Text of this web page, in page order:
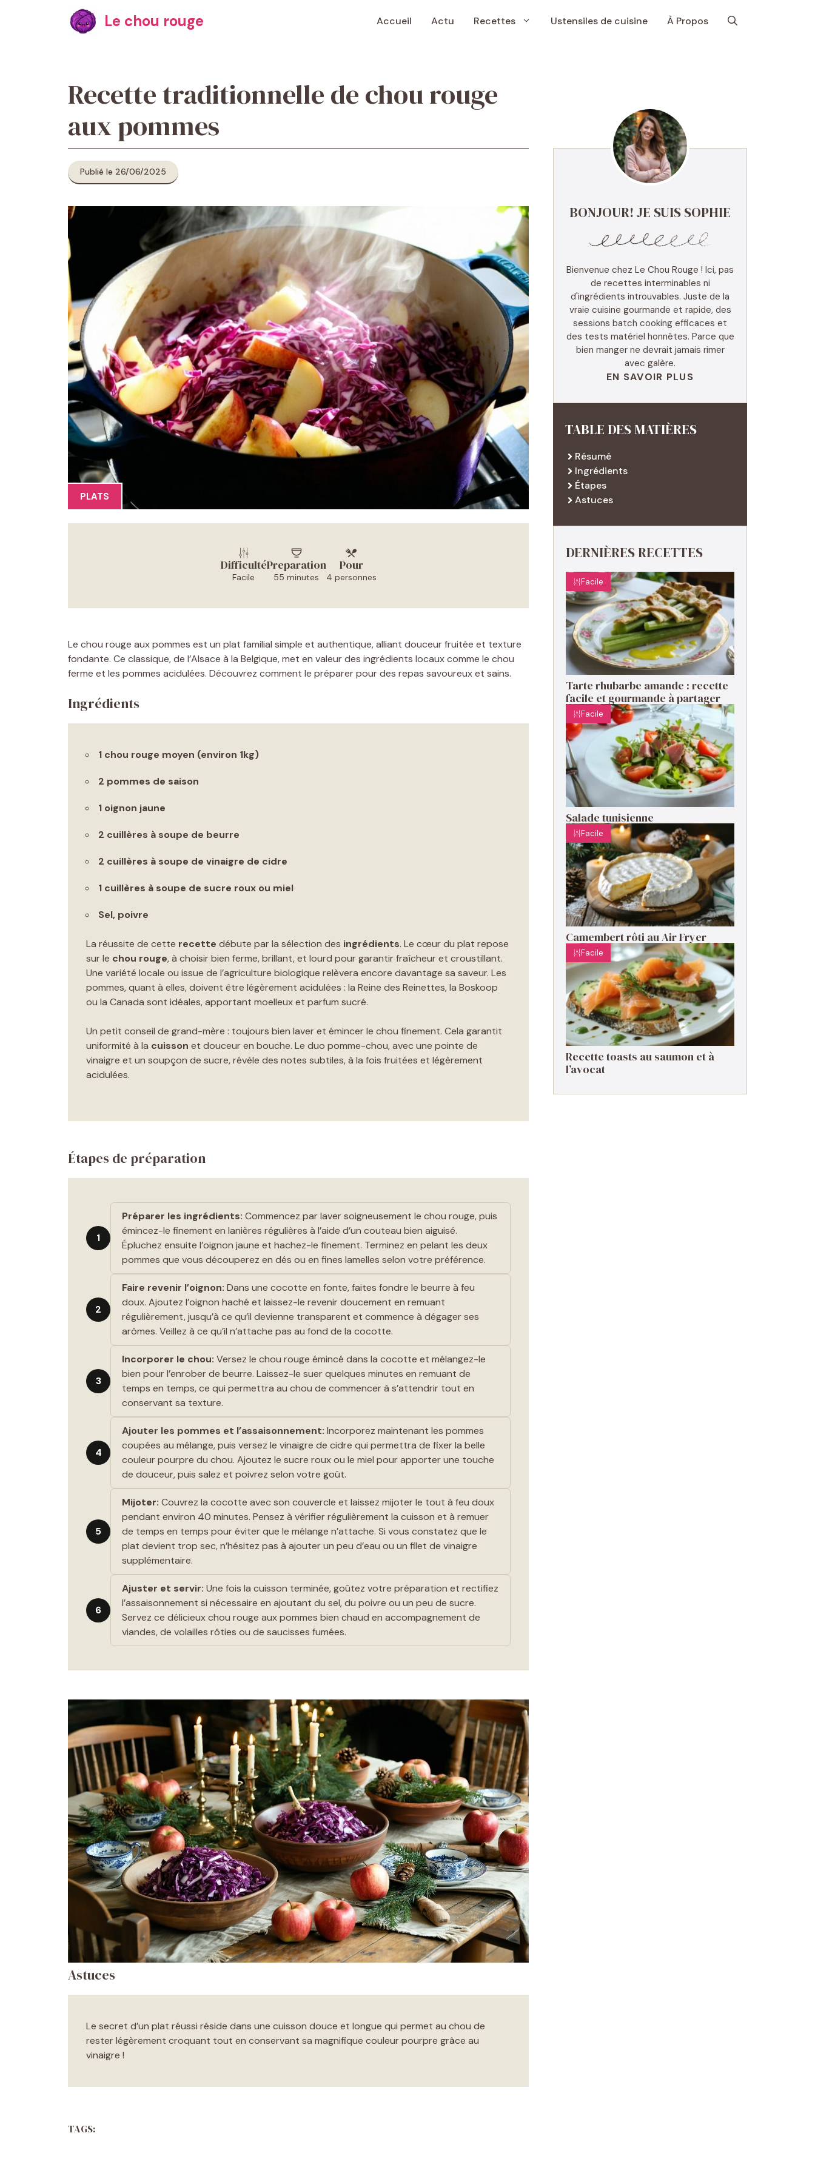
Le chou rouge Accueil Actu Recettes Ustensiles de cuisine À Propos
Recette traditionnelle de chou rouge
aux pommes
Publié le 26/06/2025
PLATS
Difficulté
Facile
Preparation
55 minutes
Pour
4 personnes
Le chou rouge aux pommes est un plat familial simple et authentique, alliant douceur fruitée et texture
fondante. Ce classique, de l’Alsace à la Belgique, met en valeur des ingrédients locaux comme le chou
ferme et les pommes acidulées. Découvrez comment le préparer pour des repas savoureux et sains.
Ingrédients
1 chou rouge moyen (environ 1kg)
2 pommes de saison
1 oignon jaune
2 cuillères à soupe de beurre
2 cuillères à soupe de vinaigre de cidre
1 cuillères à soupe de sucre roux ou miel
Sel, poivre
La réussite de cette recette débute par la sélection des ingrédients. Le cœur du plat repose
sur le chou rouge, à choisir bien ferme, brillant, et lourd pour garantir fraîcheur et croustillant.
Une variété locale ou issue de l’agriculture biologique relèvera encore davantage sa saveur. Les
pommes, quant à elles, doivent être légèrement acidulées : la Reine des Reinettes, la Boskoop
ou la Canada sont idéales, apportant moelleux et parfum sucré.
Un petit conseil de grand-mère : toujours bien laver et émincer le chou finement. Cela garantit
uniformité à la cuisson et douceur en bouche. Le duo pomme-chou, avec une pointe de
vinaigre et un soupçon de sucre, révèle des notes subtiles, à la fois fruitées et légèrement
acidulées.
Étapes de préparation
1
Préparer les ingrédients: Commencez par laver soigneusement le chou rouge, puis
émincez-le finement en lanières régulières à l’aide d’un couteau bien aiguisé.
Épluchez ensuite l’oignon jaune et hachez-le finement. Terminez en pelant les deux
pommes que vous découperez en dés ou en fines lamelles selon votre préférence.
2
Faire revenir l’oignon: Dans une cocotte en fonte, faites fondre le beurre à feu
doux. Ajoutez l’oignon haché et laissez-le revenir doucement en remuant
régulièrement, jusqu’à ce qu’il devienne transparent et commence à dégager ses
arômes. Veillez à ce qu’il n’attache pas au fond de la cocotte.
3
Incorporer le chou: Versez le chou rouge émincé dans la cocotte et mélangez-le
bien pour l’enrober de beurre. Laissez-le suer quelques minutes en remuant de
temps en temps, ce qui permettra au chou de commencer à s’attendrir tout en
conservant sa texture.
4
Ajouter les pommes et l’assaisonnement: Incorporez maintenant les pommes
coupées au mélange, puis versez le vinaigre de cidre qui permettra de fixer la belle
couleur pourpre du chou. Ajoutez le sucre roux ou le miel pour apporter une touche
de douceur, puis salez et poivrez selon votre goût.
5
Mijoter: Couvrez la cocotte avec son couvercle et laissez mijoter le tout à feu doux
pendant environ 40 minutes. Pensez à vérifier régulièrement la cuisson et à remuer
de temps en temps pour éviter que le mélange n’attache. Si vous constatez que le
plat devient trop sec, n’hésitez pas à ajouter un peu d’eau ou un filet de vinaigre
supplémentaire.
6
Ajuster et servir: Une fois la cuisson terminée, goûtez votre préparation et rectifiez
l’assaisonnement si nécessaire en ajoutant du sel, du poivre ou un peu de sucre.
Servez ce délicieux chou rouge aux pommes bien chaud en accompagnement de
viandes, de volailles rôties ou de saucisses fumées.
Astuces
Le secret d’un plat réussi réside dans une cuisson douce et longue qui permet au chou de
rester légèrement croquant tout en conservant sa magnifique couleur pourpre grâce au
vinaigre !
TAGS:
BONJOUR! JE SUIS SOPHIE
Bienvenue chez Le Chou Rouge ! Ici, pas
de recettes interminables ni
d'ingrédients introuvables. Juste de la
vraie cuisine gourmande et rapide, des
sessions batch cooking efficaces et
des tests matériel honnêtes. Parce que
bien manger ne devrait jamais rimer
avec galère.
EN SAVOIR PLUS
TABLE DES MATIÈRES
Résumé
Ingrédients
Étapes
Astuces
DERNIÈRES RECETTES
Facile
Tarte rhubarbe amande : recette
facile et gourmande à partager
Facile
Salade tunisienne
Facile
Camembert rôti au Air Fryer
Facile
Recette toasts au saumon et à
l’avocat